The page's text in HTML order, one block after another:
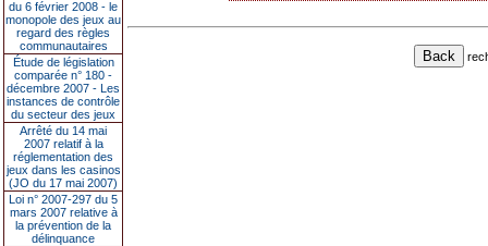
du 6 février 2008 - le
monopole des jeux au
regard des règles
communautaires
Étude de législation
comparée n° 180 -
décembre 2007 - Les
instances de contrôle
du secteur des jeux
Arrêté du 14 mai
2007 relatif à la
réglementation des
jeux dans les casinos
(JO du 17 mai 2007)
Loi n° 2007-297 du 5
mars 2007 relative à
la prévention de la
délinquance